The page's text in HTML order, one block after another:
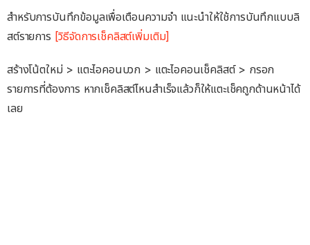
สำหรับการบันทึกข้อมูลเพื่อเตือนความจำ แนะนำให้ใช้การบันทึกแบบลิ
สต์รายการ [วิธีจัดการเช็คลิสต์เพิ่มเติม]
สร้างโน้ตใหม่ > แตะไอคอนบวก > แตะไอคอนเช็คลิสต์ > กรอก
รายการที่ต้องการ หากเช็คลิสต์ไหนสำเร็จแล้วก็ให้แตะเช็คถูกด้านหน้าได้
เลย